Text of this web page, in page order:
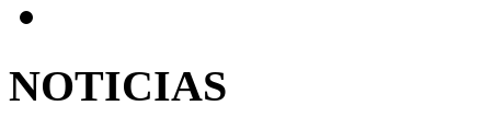
NOTICIAS